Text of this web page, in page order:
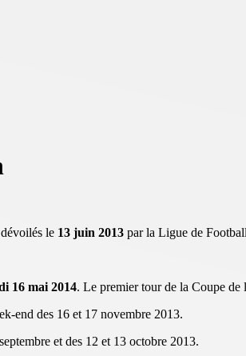
le 13 juin 2013 par la Ligue de
16 mai 2014. Le premier tour de la Coupe
end des 16 et 17 novembre 2013.
et des 12 et 13 octobre 2013.